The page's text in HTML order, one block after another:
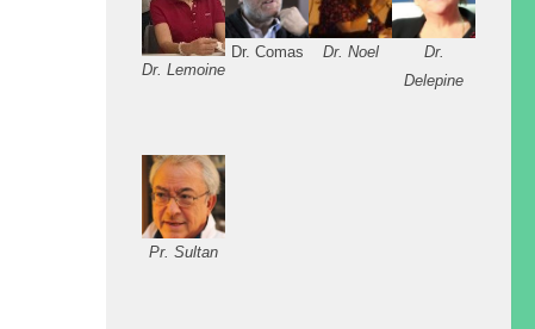
Dr. Lemoine
Dr. Comas Dr. Noel
Dr.
Delepine
Pr. Sultan